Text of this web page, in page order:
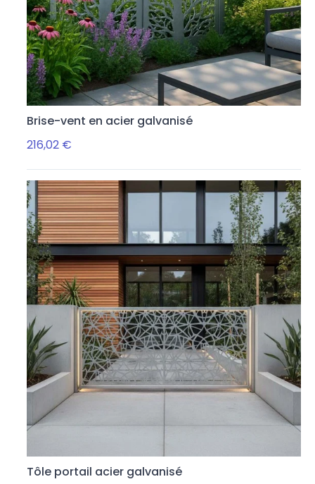
Brise-vent en acier galvanisé
216,02 €
Tôle portail acier galvanisé